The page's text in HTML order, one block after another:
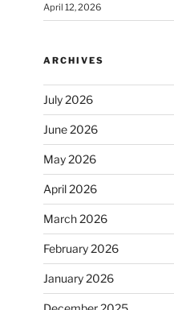
April 12, 2026
ARCHIVES
July 2026
June 2026
May 2026
April 2026
March 2026
February 2026
January 2026